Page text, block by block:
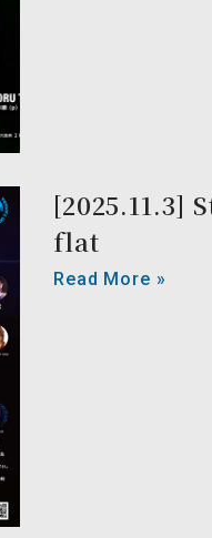
[2025.11.3]
flat
Read More »